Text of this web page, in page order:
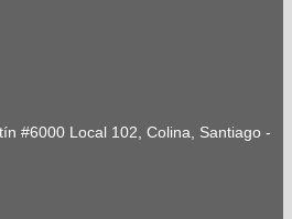
#6000 Local 102, Colina, Santiago -